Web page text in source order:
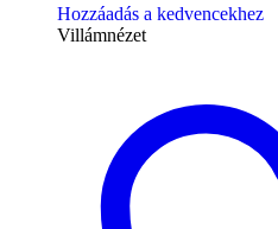
Hozzáadás a kedvencekhez
Villámnézet